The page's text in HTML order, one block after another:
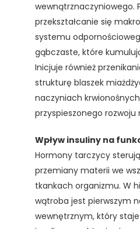
wewnątrznaczyniowego.
przekształcanie się
systemu
gąbczaste, które
Inicjuje również
strukturę blaszek
naczyniach
przyspieszonego rozwoju
Wpływ insuliny na
Hormony tarczycy
przemiany materii we
tkankach organizmu. W
wątroba jest pierwszym
wewnętrznym, który